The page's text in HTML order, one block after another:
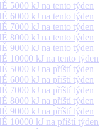
5000 kJ na tento týden
6000 kJ na tento týden
7000 kJ na tento týden
8000 kJ na tento týden
9000 kJ na tento týden
10000 kJ na tento týden
5000 kJ na příští týden
6000 kJ na příští týden
7000 kJ na příští týden
8000 kJ na příští týden
9000 kJ na příští týden
10000 kJ na příští týden